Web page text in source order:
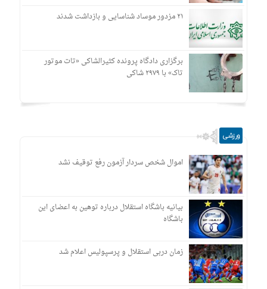
۲۱ مزدور موساد شناسایی و بازداشت شدند
برگزاری دادگاه پرونده کثیرالشاکی «تات موتور
تاک» با ۲۹۷۹ شاکی
ورزشی
اموال شخص سردار آزمون رفع توقیف نشد
بیانیه باشگاه استقلال درباره توهین به اعضای این
باشگاه
زمان دربی استقلال و پرسپولیس اعلام شد